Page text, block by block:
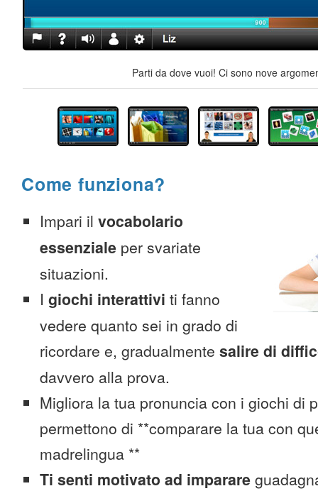
Parti da dove vuoi! Ci sono nove
Come funziona?
Impari il vocabolario
essenziale per svariate
situazioni.
I giochi interattivi ti fanno
vedere quanto sei in grado di
ricordare e, gradualmente salire di
davvero alla prova.
Migliora la tua pronuncia con i giochi di
permettono di **comparare la tua con
madrelingua **
Ti senti motivato ad imparare